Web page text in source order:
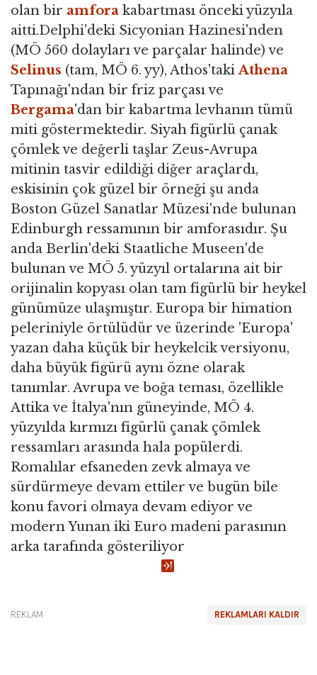
olan bir amfora kabartması önceki yüzyıla
aitti.Delphi'deki Sicyonian Hazinesi'nden
(MÖ 560 dolayları ve parçalar halinde) ve
Selinus (tam, MÖ 6. yy), Athos'takiAthena
Tapınağı'ndan bir friz parçası ve
Bergama'dan bir kabartma levhanın tümü
miti göstermektedir. Siyah figürlü çanak
çömlek ve değerli taşlar Zeus-Avrupa
mitinin tasvir edildiği diğer araçlardı,
eskisinin çok güzel bir örneği şu anda
Boston Güzel Sanatlar Müzesi'nde bulunan
Edinburgh ressamının bir amforasıdır. Şu
anda Berlin'deki Staatliche Museen'de
bulunan ve MÖ 5. yüzyıl ortalarına ait bir
orijinalin kopyası olan tam figürlü bir heykel
günümüze ulaşmıştır. Europa bir himation
peleriniyle örtülüdür ve üzerinde 'Europa'
yazan daha küçük bir heykelcik versiyonu,
daha büyük figürü aynı özne olarak
tanımlar. Avrupa ve boğa teması, özellikle
Attika ve İtalya'nın güneyinde, MÖ 4.
yüzyılda kırmızı figürlü çanak çömlek
ressamları arasında hala popülerdi.
Romalılar efsaneden zevk almaya ve
sürdürmeye devam ettiler ve bugün bile
konu favori olmaya devam ediyor ve
modern Yunan iki Euro madeni parasının
arka tarafında gösteriliyor
REKLAMLARI KALDIR
REKLAM